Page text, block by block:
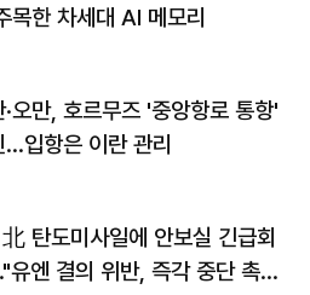
목한 차세대 AI 메모리
·오만, 호르무즈 '중앙항로 통항'
…입항은 이란 관리
탄도미사일에 안보실 긴급회
유엔 결의 위반, 즉각 중단 촉